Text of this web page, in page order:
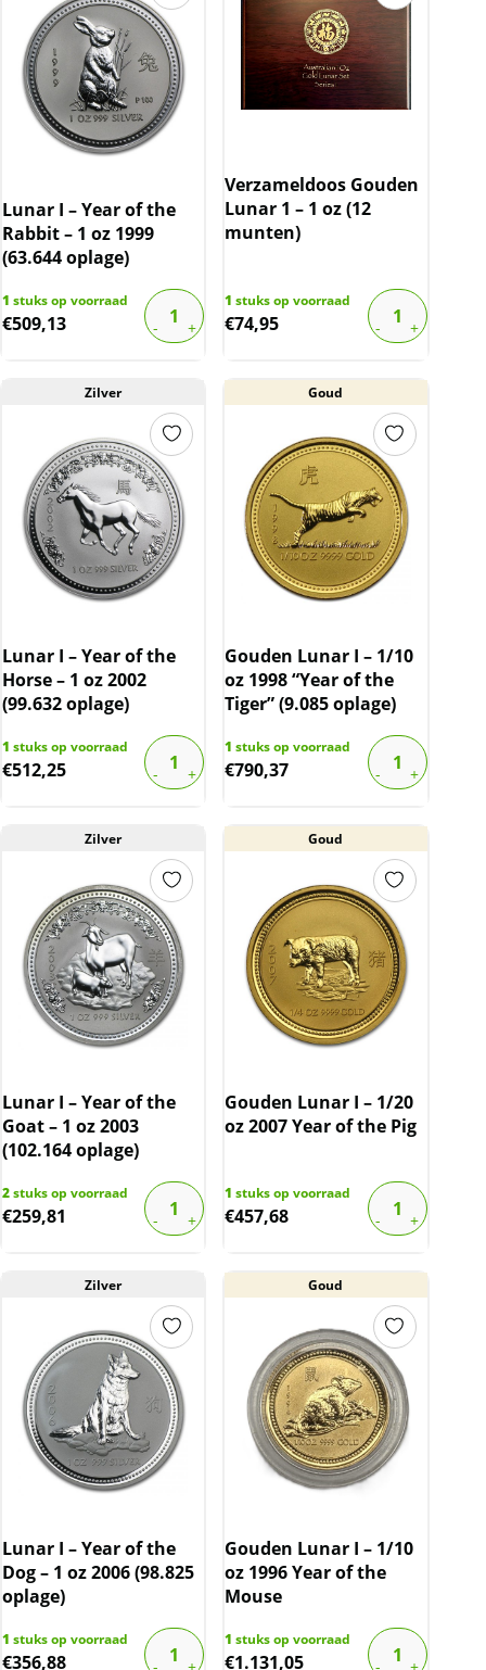
Lunar I – Year of the
Rabbit – 1 oz 1999
(63.644 oplage)
1 stuks op voorraad
€509,13
Verzameldoos Gouden
Lunar 1 – 1 oz (12
munten)
1 stuks op voorraad
€74,95
Zilver
Lunar I – Year of the
Horse – 1 oz 2002
(99.632 oplage)
1 stuks op voorraad
€512,25
Goud
Gouden Lunar I – 1/10
oz 1998 “Year of the
Tiger” (9.085 oplage)
1 stuks op voorraad
€790,37
Zilver
Lunar I – Year of the
Goat – 1 oz 2003
(102.164 oplage)
2stuks op voorraad
€259,81
Goud
Gouden Lunar I – 1/20
oz 2007 Year of the Pig
1 stuks op voorraad
€457,68
Zilver
Lunar I – Year of the
Dog – 1 oz 2006 (98.825
oplage)
1 stuks op voorraad
€356,88
Goud
Gouden Lunar I – 1/10
oz 1996 Year of the
Mouse
1 stuks op voorraad
€1.131,05